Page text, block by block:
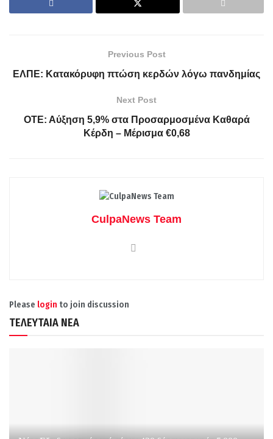
Previous Post
ΕΛΠΕ: Κατακόρυφη πτώση κερδών λόγω πανδημίας
Next Post
ΟΤΕ: Αύξηση 5,9% στα Προσαρμοσμένα Καθαρά
Κέρδη – Μέρισμα €0,68
CulpaNews Team
Please login to join discussion
ΤΕΛΕΥΤΑΙΑ ΝΕΑ